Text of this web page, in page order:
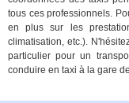
tous ces professionnels.
en plus sur les
climatisation, etc.).
particulier pour un
conduire en taxi à la gare